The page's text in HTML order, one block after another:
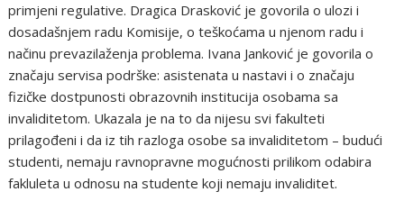
primjeni regulative. Dragica Drasković je govorila o ulozi i
dosadašnjem radu Komisije, o teškoćama u njenom radu i
načinu prevazilaženja problema. Ivana Janković je govorila o
značaju servisa podrške: asistenata u nastavi i o značaju
fizičke dostpunosti obrazovnih institucija osobama sa
invaliditetom. Ukazala je na to da nijesu svi fakulteti
prilagođeni i da iz tih razloga osobe sa invaliditetom – budući
studenti, nemaju ravnopravne mogućnosti prilikom odabira
fakluleta u odnosu na studente koji nemaju invaliditet.